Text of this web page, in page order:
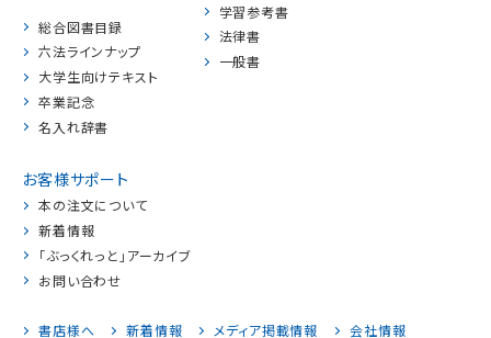
総合図書目録
六法ラインナップ
大学生向けテキスト
卒業記念
名入れ辞書
学習参考書
法律書
一般書
お客様サポート
本の注文について
新着情報
「ぶっくれっと」アーカイブ
お問い合わせ
書店様へ 新着情報 メディア掲載情報 会社情報